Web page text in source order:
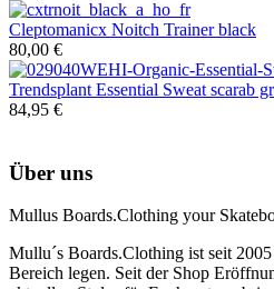
Cleptomanicx Noitch Trainer black
80,00 €
Trendsplant Essential Sweat scarab
84,95 €
Über uns
Mullus Boards.Clothing your
Mullu´s Boards.Clothing ist seit
Bereich legen. Seit der Shop